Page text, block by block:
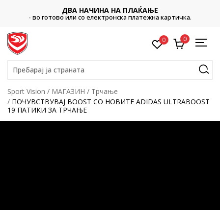
ДВА НАЧИНА НА ПЛАЌАЊЕ
- во готово или со електронска платежна картичка.
0 0
Пребарај ја страната
Sport Vision МАГАЗИН
Трчање
ПОЧУВСТВУВАЈ BOOST СО НОВИТЕ ADIDAS ULTRABOOST
19 ПАТИКИ ЗА ТРЧАЊЕ